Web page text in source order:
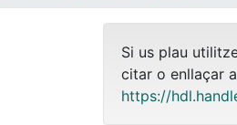
Si us plau
citar o enllaçar
https://